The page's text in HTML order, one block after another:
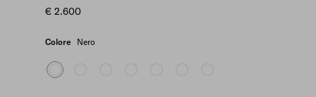
€ 2.600
Colore Nero